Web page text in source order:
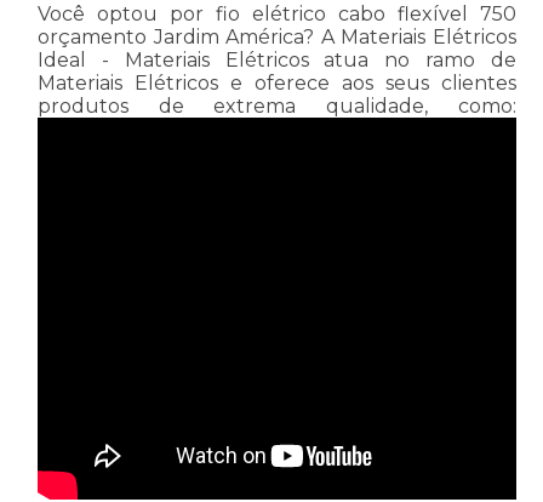
Você optou por fio elétrico cabo flexível 750
orçamento Jardim América? A Materiais Elétricos
Ideal - Materiais Elétricos atua no ramo de
Materiais Elétricos e oferece aos seus clientes
produtos de extrema qualidade, como: